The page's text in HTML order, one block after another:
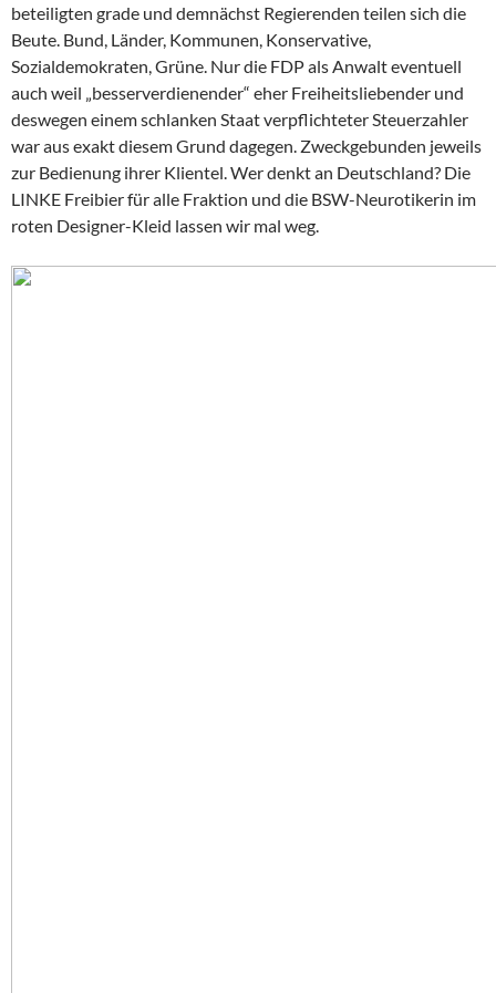
beteiligten grade und demnächst Regierenden teilen sich die
Beute. Bund, Länder, Kommunen, Konservative,
Sozialdemokraten, Grüne. Nur die FDP als Anwalt eventuell
auch weil „besserverdienender“ eher Freiheitsliebender und
deswegen einem schlanken Staat verpflichteter Steuerzahler
war aus exakt diesem Grund dagegen. Zweckgebunden jeweils
zur Bedienung ihrer Klientel. Wer denkt an Deutschland? Die
LINKE Freibier für alle Fraktion und die BSW-Neurotikerin im
roten Designer-Kleid lassen wir mal weg.